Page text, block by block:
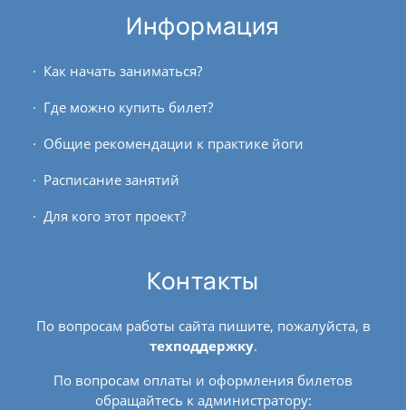
Информация
Как начать заниматься?
Где можно купить билет?
Общие рекомендации к практике йоги
Расписание занятий
Для кого этот проект?
Контакты
По вопросам работы сайта пишите, пожалуйста, в
техподдержку.
По вопросам оплаты и оформления билетов
обращайтесь к администратору: